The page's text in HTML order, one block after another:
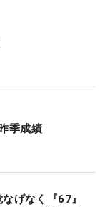
季成績
なげなく『67』